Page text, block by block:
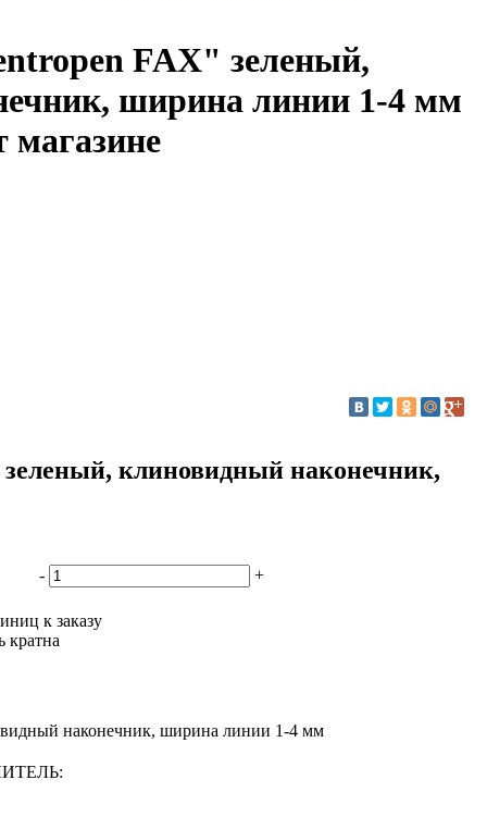
FAX" зеленый,
ширина линии 1-4 мм
магазине
клиновидный наконечник,
- +
к заказу
кратна
наконечник, ширина линии 1-4 мм